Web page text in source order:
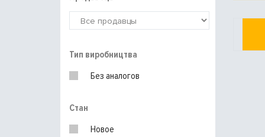
Тип виробництва
Без аналогов
Стан
Новое